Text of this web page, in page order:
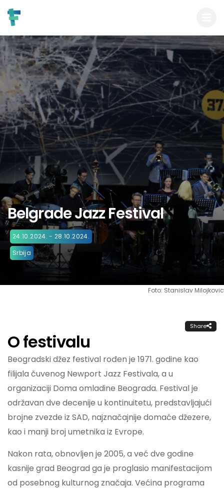
Belgrade Jazz Festival
24.10.2024. - 28.10.2024.
Srbija
Foto: Stanislav Milojkovic
Share
O festivalu
Beogradski džez festival rođen je 1971. godine kao
filijala čuvenog Newport Jazz Festivala, a u
organizaciji Doma omladine Beograda. Festival je
održavan dve decenije u kontinuitetu, predstavljajući
brojne zvezde iz SAD, najznačajnije domaće džezere,
kao i manji broj umetnika iz Evrope.
Nakon rata, obnovljen je 2005, a već dve godine
kasnije grad Beograd ga je proglasio manifestacijom
od posebnog kulturnog značaja. Većina programa